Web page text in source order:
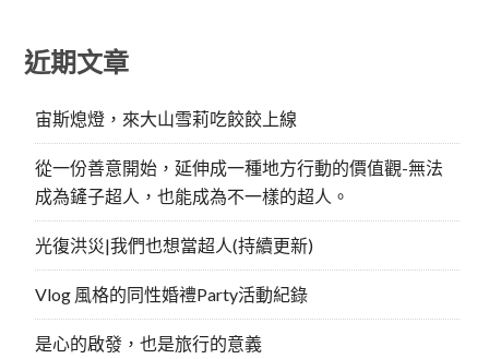
近期文章
宙斯熄燈，來大山雪莉吃餃餃上線
從一份善意開始，延伸成一種地方行動的價值觀-無法
成為鏟子超人，也能成為不一樣的超人。
光復洪災|我們也想當超人(持續更新)
Vlog 風格的同性婚禮Party活動紀錄
是心的啟發，也是旅行的意義